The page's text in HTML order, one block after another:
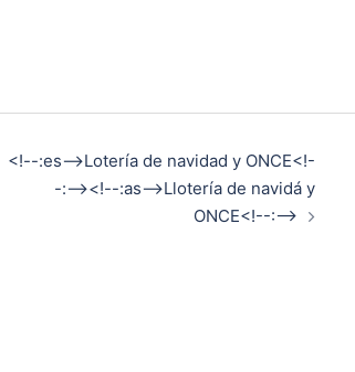
<!--:es-->Lotería de navidad y ONCE<!-
-:--><!--:as-->Llotería de navidá y
ONCE<!--:-->